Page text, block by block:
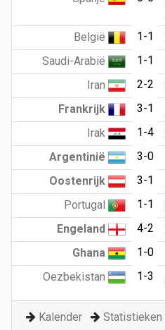
België
1-1
Saudi-Arabië
1-1
Iran
2-2
Frankrijk
3-1
Irak
1-4
Argentinië
3-0
Oostenrijk
3-1
Portugal
1-1
Engeland
4-2
Ghana
1-0
Oezbekistan
1-3
Kalender Statistieken